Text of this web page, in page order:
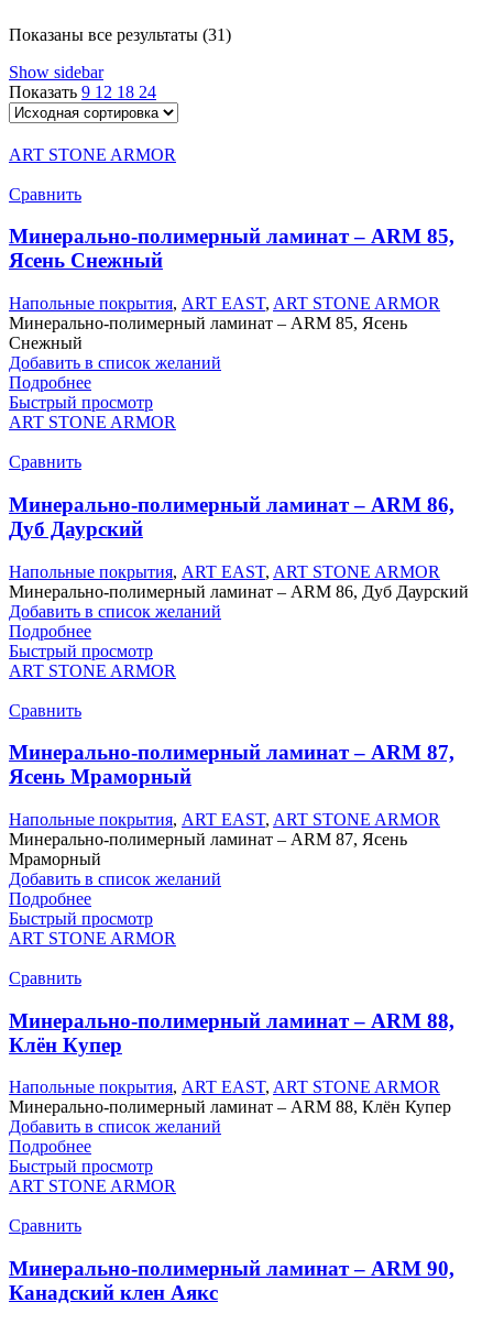
Показаны все результаты (31)
Show sidebar
Показать 9 12 18 24
ART STONE ARMOR
Сравнить
Минерально-полимерный ламинат – ARM 85,
Ясень Снежный
Напольные покрытия, ART EAST, ART STONE ARMOR
Минерально-полимерный ламинат – ARM 85, Ясень
Снежный
Добавить в список желаний
Подробнее
Быстрый просмотр
ART STONE ARMOR
Сравнить
Минерально-полимерный ламинат – ARM 86,
Дуб Даурский
Напольные покрытия, ART EAST, ART STONE ARMOR
Минерально-полимерный ламинат – ARM 86, Дуб Даурский
Добавить в список желаний
Подробнее
Быстрый просмотр
ART STONE ARMOR
Сравнить
Минерально-полимерный ламинат – ARM 87,
Ясень Мраморный
Напольные покрытия, ART EAST, ART STONE ARMOR
Минерально-полимерный ламинат – ARM 87, Ясень
Мраморный
Добавить в список желаний
Подробнее
Быстрый просмотр
ART STONE ARMOR
Сравнить
Минерально-полимерный ламинат – ARM 88,
Клён Купер
Напольные покрытия, ART EAST, ART STONE ARMOR
Минерально-полимерный ламинат – ARM 88, Клён Купер
Добавить в список желаний
Подробнее
Быстрый просмотр
ART STONE ARMOR
Сравнить
Минерально-полимерный ламинат – ARM 90,
Канадский клен Аякс